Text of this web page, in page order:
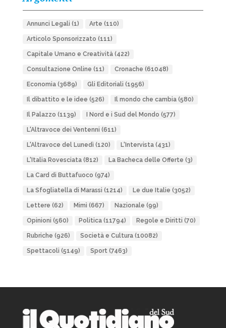
Annunci Legali (1) Arte (110)
Articolo Sponsorizzato (111)
Capitale Umano e Creatività(422)
Consultazione Online (11) Cronache (61048)
Economia(3689) Gli Editoriali (1956)
Il dibattito e le idee (526) Il mondo che cambia(580)
Il Palazzo (1139) I Nord e i Sud del Mondo (577)
L'Altravoce dei Ventenni (611)
L'Altravoce del Lunedì (120) L'Intervista(431)
L'Italia Rovesciata(812) La Bacheca delle Offerte (3)
La Card di Buttafuoco (974)
La Sfogliatella di Marassi (1214) Le due Italie (3052)
Lettere (62) Mimì (667) Nazionale (99)
Opinioni (560) Politica(11794) Regole e Diritti (70)
Rubriche (926) Società e Cultura(10082)
Spettacoli (5149) Sport(7463)